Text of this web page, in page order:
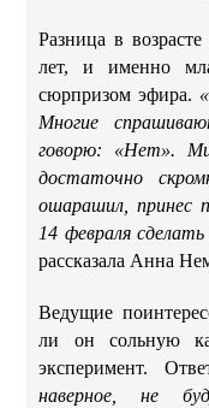
Разница в
лет, и именно
сюрпризом эфира.
Многие
говорю: «Нет».
достаточно
ошарашил, принес
14 февраля
рассказала Анна
Ведущие
ли он сольную
эксперимент.
наверное, не